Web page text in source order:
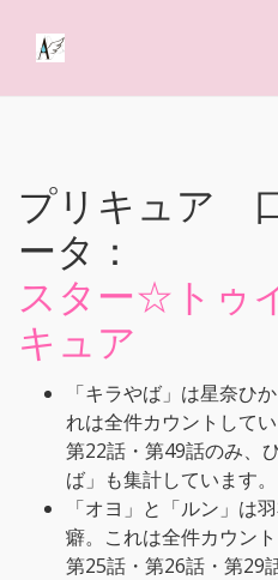
プリキュア
ータ：
スター☆トゥ
キュア
「キラやば」は星奈ひ
れは全件カウントしてい
第22話・第49話のみ、
ば」も集計しています。
「オヨ」と「ルン」は
癖。これは全件カウント
第25話・第26話・第29